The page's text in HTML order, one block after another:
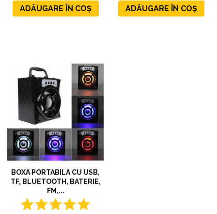
ADĂUGARE ÎN COȘ ADĂUGARE ÎN COȘ
BOXA PORTABILA CU USB,
TF, BLUETOOTH, BATERIE,
FM,...